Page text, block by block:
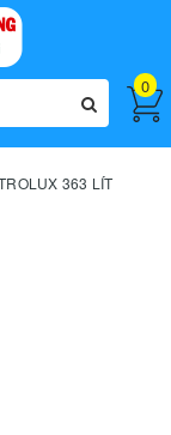
0
363 LÍT